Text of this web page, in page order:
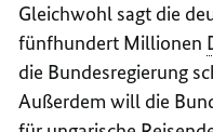
Gleichwohl sagt die
fünfhundert Millionen
die Bundesregierung
Außerdem will die